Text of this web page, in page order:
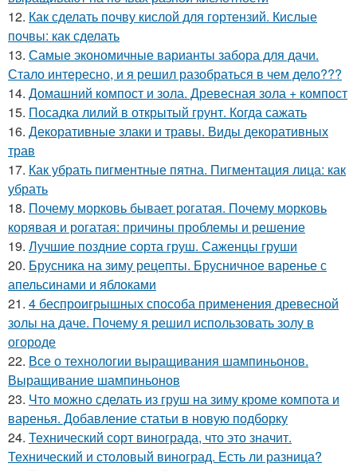
12. Как сделать почву кислой для гортензий. Кислые
почвы: как сделать
13. Самые экономичные варианты забора для дачи.
Стало интересно, и я решил разобраться в чем дело???
14. Домашний компост и зола. Древесная зола + компост
15. Посадка лилий в открытый грунт. Когда сажать
16. Декоративные злаки и травы. Виды декоративных
трав
17. Как убрать пигментные пятна. Пигментация лица: как
убрать
18. Почему морковь бывает рогатая. Почему морковь
корявая и рогатая: причины проблемы и решение
19. Лучшие поздние сорта груш. Саженцы груши
20. Брусника на зиму рецепты. Брусничное варенье с
апельсинами и яблоками
21. 4 беспроигрышных способа применения древесной
золы на даче. Почему я решил использовать золу в
огороде
22. Все о технологии выращивания шампиньонов.
Выращивание шампиньонов
23. Что можно сделать из груш на зиму кроме компота и
варенья. Добавление статьи в новую подборку
24. Технический сорт винограда, что это значит.
Технический и столовый виноград. Есть ли разница?